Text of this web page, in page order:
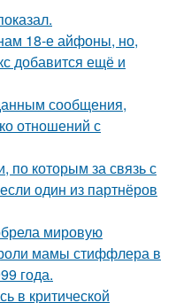
18-е айфоны, но,
добавится ещё и
сообщения,
отношений с
по которым за связь с
один из партнёров
мировую
мамы стиффлера в
года.
в критической